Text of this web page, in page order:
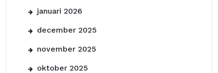
januari 2026
december 2025
november 2025
oktober 2025